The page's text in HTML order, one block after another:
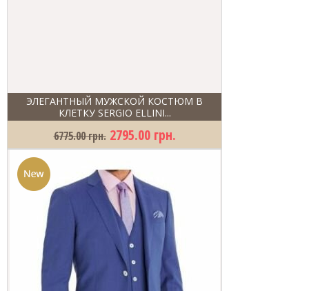
ЭЛЕГАНТНЫЙ МУЖСКОЙ КОСТЮМ В
КЛЕТКУ SERGIO ELLINI...
6775.00 грн. 2795.00 грн.